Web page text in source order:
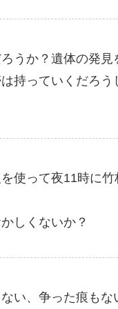
うか？遺体の発見
持っていくだろ
使って夜11時に竹
しくないか？
い、争った痕もな